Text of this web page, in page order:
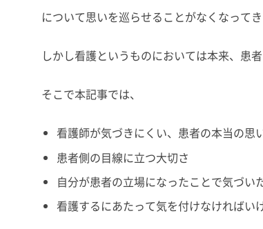
について思いを巡らせることがなくなってき
しかし看護というものにおいては本来、患
そこで本記事では、
看護師が気づきにくい、患者の本当の思
患者側の目線に立つ大切さ
自分が患者の立場になったことで気づい
看護するにあたって気を付けなければい